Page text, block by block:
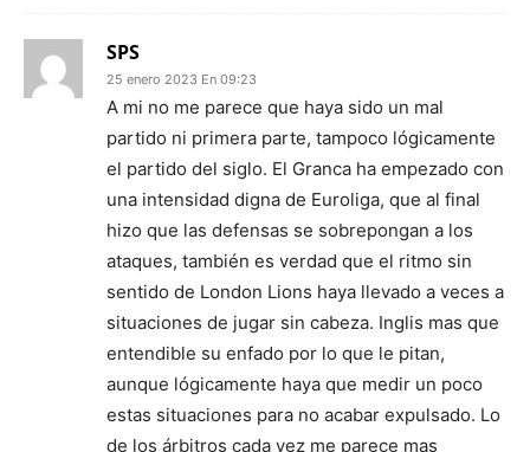
SPS
25 enero 2023 En 09:23
A mi no me parece que haya sido un mal
partido ni primera parte, tampoco lógicamente
el partido del siglo. El Granca ha empezado con
una intensidad digna de Euroliga, que al final
hizo que las defensas se sobrepongan a los
ataques, también es verdad que el ritmo sin
sentido de London Lions haya llevado a veces a
situaciones de jugar sin cabeza. Inglis mas que
entendible su enfado por lo que le pitan,
aunque lógicamente haya que medir un poco
estas situaciones para no acabar expulsado. Lo
de los árbitros cada vez me parece mas